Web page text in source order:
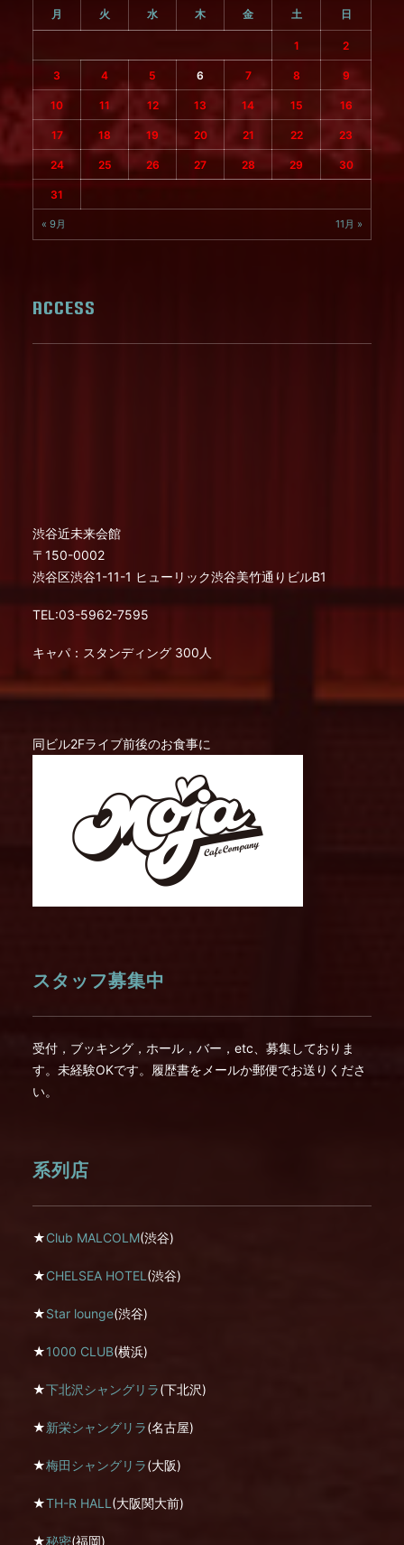
月 火 水 木 金 土 日
1 2
3 4 5 6 7 8 9
10 11 12 13 14 15 16
17 18 19 20 21 22 23
24 25 26 27 28 29 30
31
« 9月 11月 »
ACCESS
渋谷近未来会館
〒150-0002
渋谷区渋谷1-11-1 ヒューリック渋谷美竹通りビルB1
TEL:03-5962-7595
キャパ：スタンディング 300人
同ビル2Fライブ前後のお食事に
スタッフ募集中
受付，ブッキング，ホール，バー，etc、募集しておりま
す。未経験OKです。履歴書をメールか郵便でお送りくださ
い。
系列店
★Club MALCOLM(渋谷)
★CHELSEA HOTEL (渋谷)
★Star lounge(渋谷)
★1000 CLUB(横浜)
★下北沢シャングリラ(下北沢)
★新栄シャングリラ(名古屋)
★梅田シャングリラ(大阪)
★TH-R HALL (大阪関大前)
★秘密(福岡)